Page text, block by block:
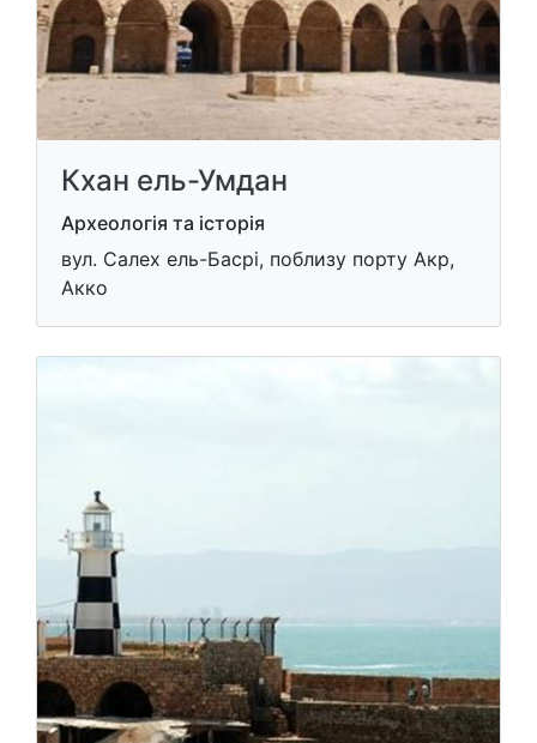
Кхан ель-Умдан
Археологія та історія
вул. Салех ель-Басрі, поблизу порту Акр,
Акко